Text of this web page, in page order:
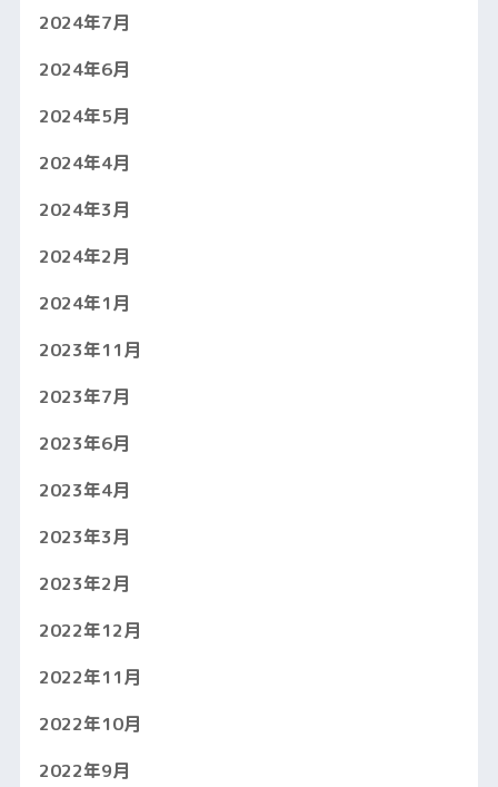
2024年7月
2024年6月
2024年5月
2024年4月
2024年3月
2024年2月
2024年1月
2023年11月
2023年7月
2023年6月
2023年4月
2023年3月
2023年2月
2022年12月
2022年11月
2022年10月
2022年9月